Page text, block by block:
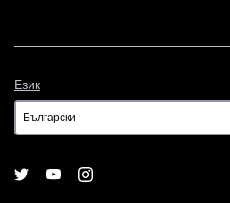
Език